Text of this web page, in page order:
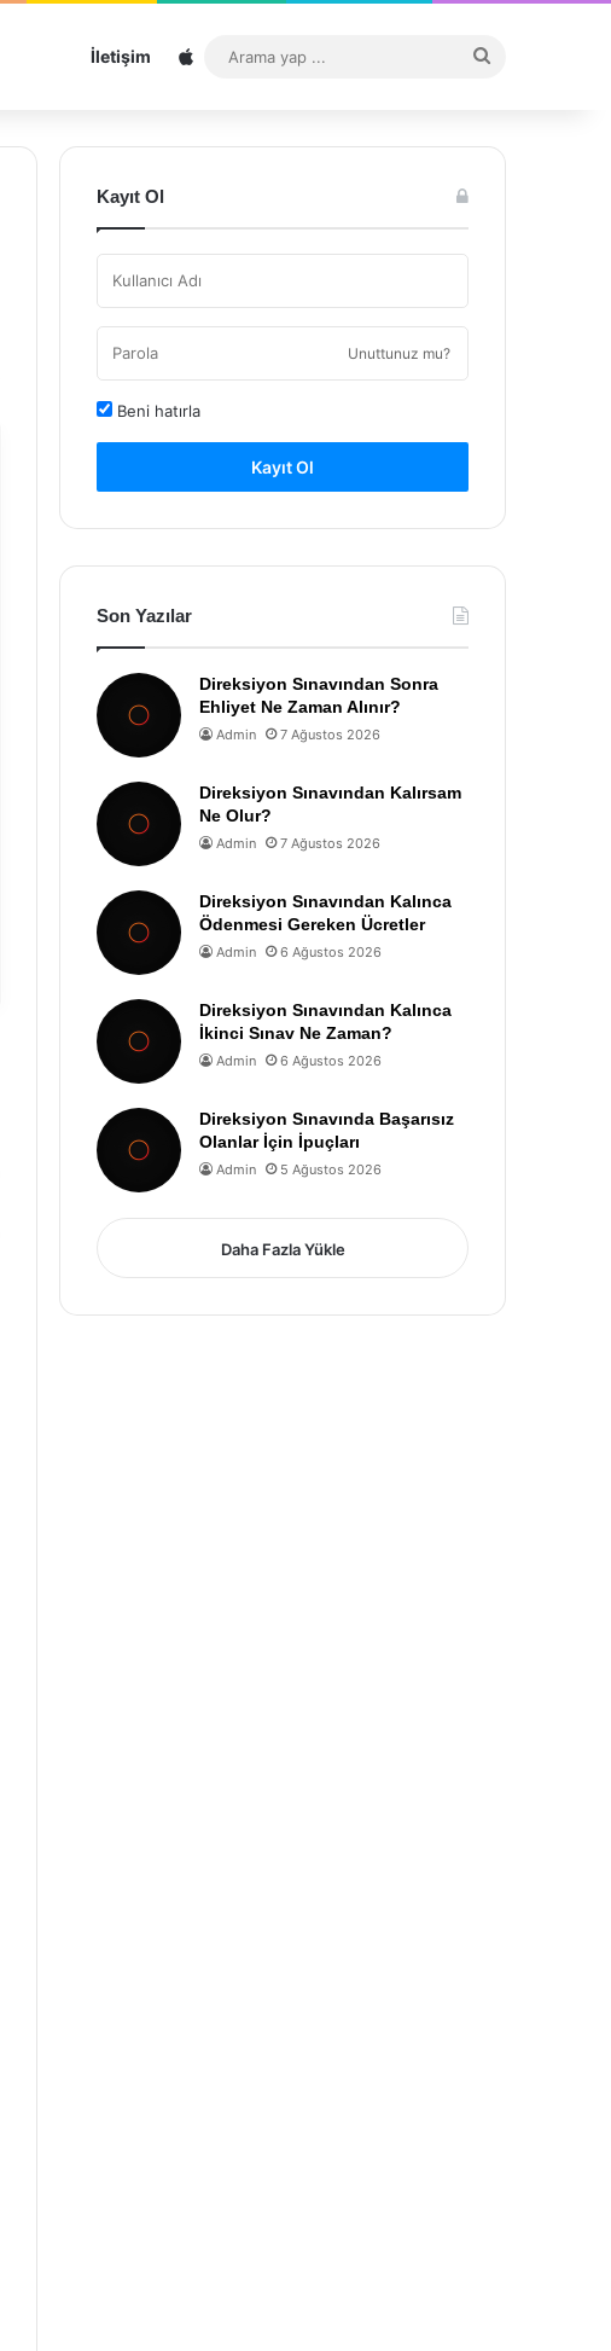
İletişim Sitemap
...
Kayıt Ol
Unuttunuz mu?
Beni hatırla
Kayıt Ol
Son Yazılar
Direksiyon Sınavından Sonra
Ehliyet Ne Zaman Alınır?
Admin 7 Ağustos 2026
Direksiyon Sınavından Kalırsam
Ne Olur?
Admin 7 Ağustos 2026
Direksiyon Sınavından Kalınca
Ödenmesi Gereken Ücretler
Admin 6 Ağustos 2026
Direksiyon Sınavından Kalınca
İkinci Sınav Ne Zaman?
Admin 6 Ağustos 2026
Direksiyon Sınavında Başarısız
Olanlar İçin İpuçları
Admin 5 Ağustos 2026
Daha Fazla Yükle